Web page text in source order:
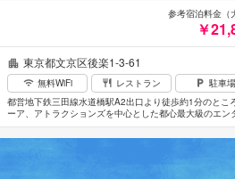
東京都文京区後楽1-3-61
無料WiFi レストラン
駐車場
都営地下鉄三田線水道橋駅A2出口より徒歩約1分のとこ
ーア、アトラクションズを中心とした都心最大級のエ
ィ」内にそびえる高層の建物。客室は中央の廊下を挟
ューの二つにわかれている。スポーツや音楽をデザイ
ツ、アミューズメント、ミュージックをテーマにした
参考宿泊料金（
￥